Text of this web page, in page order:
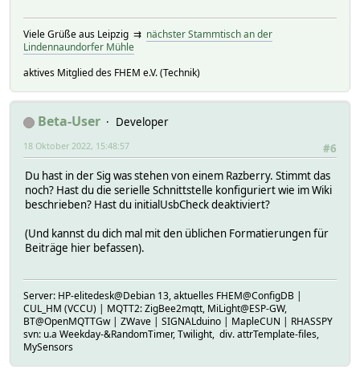
Viele Grüße aus Leipzig ⇉ nächster Stammtisch an der
Lindennaundorfer Mühle
aktives Mitglied des FHEM e.V. (Technik)
Beta-User
Developer
#6
18 Oktober 2022, 15:48:57
Du hast in der Sig was stehen von einem Razberry. Stimmt das
noch? Hast du die serielle Schnittstelle konfiguriert wie im Wiki
beschrieben? Hast du initialUsbCheck deaktiviert?
(Und kannst du dich mal mit den üblichen Formatierungen für
Beiträge hier befassen).
Server: HP-elitedesk@Debian 13, aktuelles FHEM@ConfigDB |
CUL_HM (VCCU) | MQTT2: ZigBee2mqtt, MiLight@ESP-GW,
BT@OpenMQTTGw | ZWave | SIGNALduino | MapleCUN | RHASSPY
svn: u.a Weekday-&RandomTimer, Twilight, div. attrTemplate-files,
MySensors